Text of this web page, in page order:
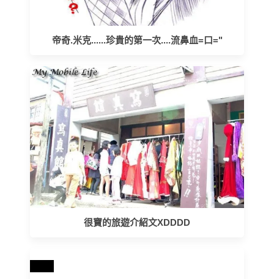
帝奇.米克......珍貴的第一次....流鼻血=口="
很寶的旅遊介紹文XDDDD